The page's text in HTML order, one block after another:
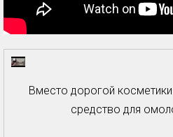
Вместо дорогой
средство для